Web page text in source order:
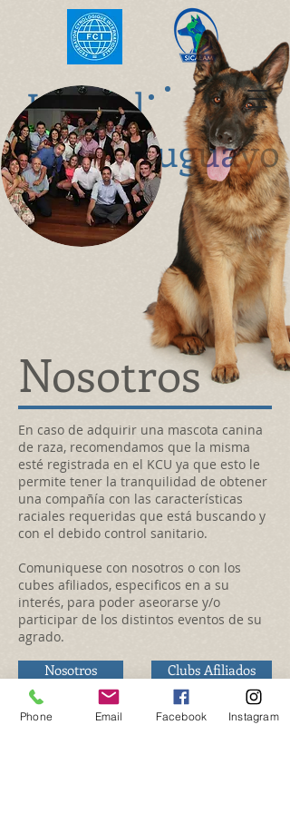
Kennel
Club Uruguayo
Nosotros
En caso de adquirir una mascota canina
de raza, recomendamos que la misma
esté registrada en el KCU ya que esto le
permite tener la tranquilidad de obtener
una compañía con las características
raciales requeridas que está buscando y
con el debido control sanitario.
Comuniquese con nosotros o con los
cubes afiliados, especificos en a su
interés, para poder aseorarse y/o
participar de los distintos eventos de su
agrado.
Nosotros Clubs Afiliados
Phone Email Facebook Instagram